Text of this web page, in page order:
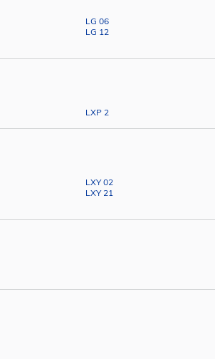
LG 06
LG 12
LXP 2
LXY 02
LXY 21